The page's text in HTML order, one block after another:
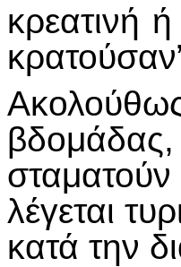
κρεατινή
λέγεται
κατά την